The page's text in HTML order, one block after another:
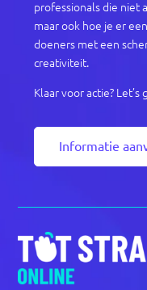
professionals die niet
maar ook hoe je er
doeners met een
creativiteit.
Klaar voor actie? Let’s
Informatie